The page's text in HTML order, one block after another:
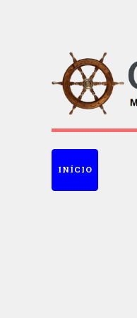
INÍCIO